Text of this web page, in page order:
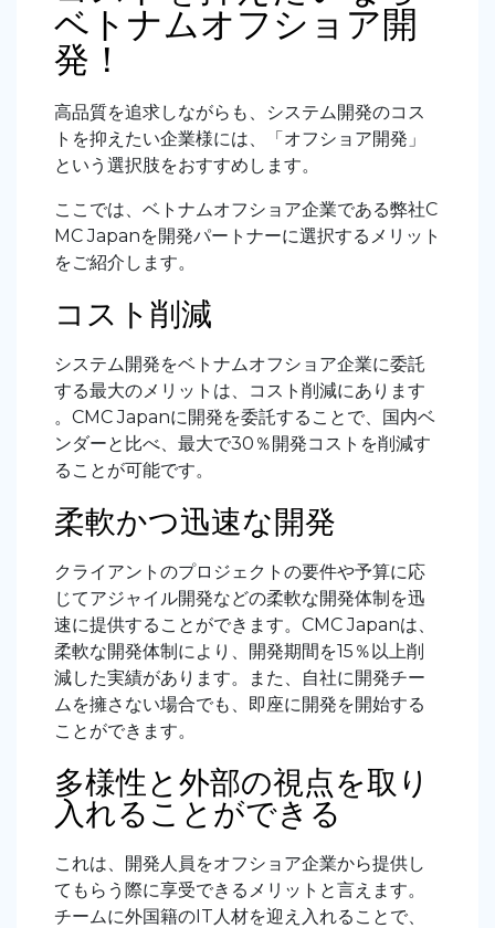
ベトナムオフショア開
発！
高品質を追求しながらも、システム開発のコス
トを抑えたい企業様には、「オフショア開発」
という選択肢をおすすめします。
ここでは、ベトナムオフショア企業である弊社C
MC Japanを開発パートナーに選択するメリット
をご紹介します。
コスト削減
システム開発をベトナムオフショア企業に委託
する最大のメリットは、コスト削減にあります
。CMC Japanに開発を委託することで、国内ベ
ンダーと比べ、最大で30％開発コストを削減す
ることが可能です。
柔軟かつ迅速な開発
クライアントのプロジェクトの要件や予算に応
じてアジャイル開発などの柔軟な開発体制を迅
速に提供することができます。CMC Japanは、
柔軟な開発体制により、開発期間を15％以上削
減した実績があります。また、自社に開発チー
ムを擁さない場合でも、即座に開発を開始する
ことができます。
多様性と外部の視点を取り
入れることができる
これは、開発人員をオフショア企業から提供し
てもらう際に享受できるメリットと言えます。
チームに外国籍のIT人材を迎え入れることで、